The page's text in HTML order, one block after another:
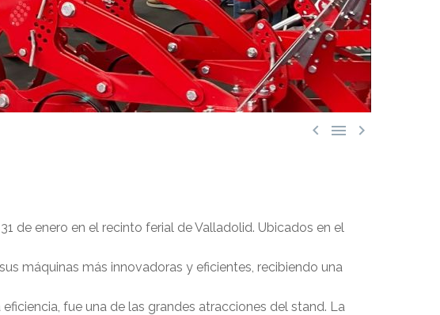
  
de enero en el recinto ferial de Valladolid. Ubicados en el
máquinas más innovadoras y eficientes, recibiendo una
fue una de las grandes atracciones del stand. La